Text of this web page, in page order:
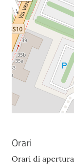
Orari
Orari di